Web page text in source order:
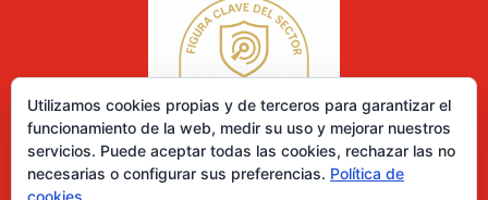
Utilizamos cookies propias y de terceros para garantizar el
funcionamiento de la web, medir su uso y mejorar nuestros
servicios. Puede aceptar todas las cookies, rechazar las no
necesarias o configurar sus preferencias. Política de
cookies